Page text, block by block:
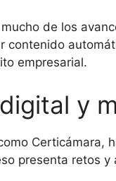
de los
contenido
empresarial.
y
Certicámara,
presenta retos